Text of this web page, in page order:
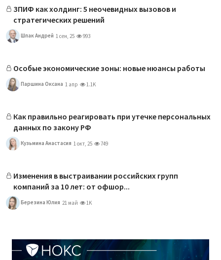
ЗПИФ как холдинг: 5 неочевидных вызовов и
стратегических решений
Шпак Андрей 1 сен, 25 993
Особые экономические зоны: новые нюансы работы
Паршина Оксана 1 апр 1.1K
Как правильно реагировать при утечке персональных
данных по закону РФ
Кузьмина Анастасия 1 окт, 25 749
Изменения в выстраивании российских групп
компаний за 10 лет: от офшор...
Березина Юлия 21 май 1K